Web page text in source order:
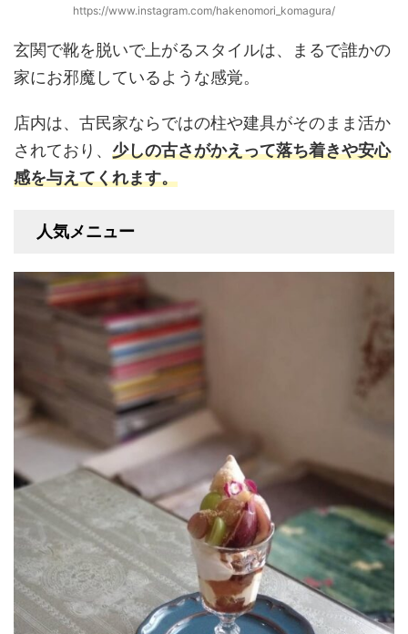
https://www.instagram.com/hakenomori_komagura/
玄関で靴を脱いで上がるスタイルは、まるで誰かの
家にお邪魔しているような感覚。
店内は、古民家ならではの柱や建具がそのまま活か
されており、 少しの古さがかえって落ち着きや安心
感を与えてくれます。
人気メニュー